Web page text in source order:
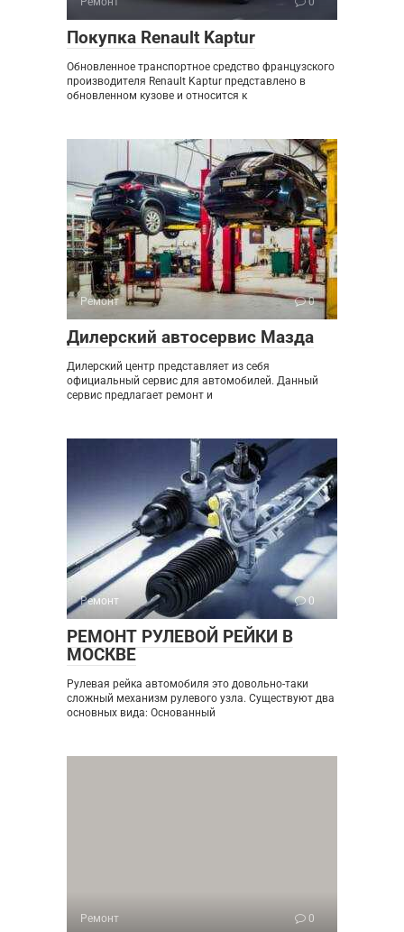
Покупка Renault Kaptur
Обновленное транспортное средство французского
производителя Renault Kaptur представлено в
обновленном кузове и относится к
Ремонт 0
Дилерский автосервис Мазда
Дилерский центр представляет из себя
официальный сервис для автомобилей. Данный
сервис предлагает ремонт и
Ремонт 0
РЕМОНТ РУЛЕВОЙ РЕЙКИ В
МОСКВЕ
Рулевая рейка автомобиля это довольно-таки
сложный механизм рулевого узла. Существуют два
основных вида: Основанный
Ремонт 0